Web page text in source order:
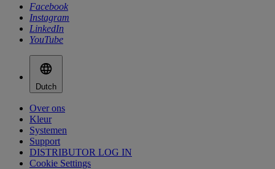
Facebook
Instagram
LinkedIn
YouTube
Dutch
Over ons
Kleur
Systemen
Support
DISTRIBUTOR LOG IN
Cookie Settings